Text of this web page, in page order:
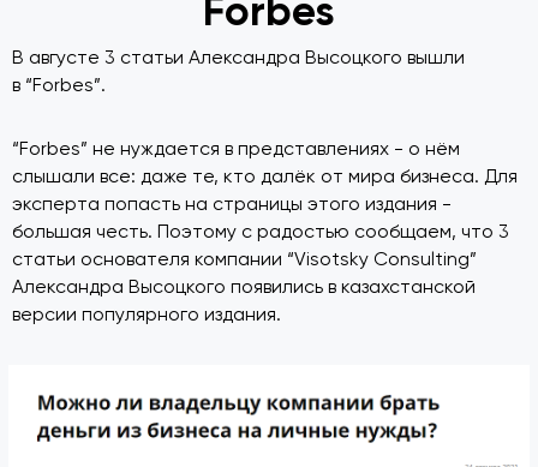
Forbes
В августе 3 статьи Александра Высоцкого вышли
в “Forbes”.
“Forbes” не нуждается в представлениях - о нём
слышали все: даже те, кто далёк от мира бизнеса. Для
эксперта попасть на страницы этого издания -
большая честь. Поэтому с радостью сообщаем, что 3
статьи основателя компании “Visotsky Consulting”
Александра Высоцкого появились в казахстанской
версии популярного издания.